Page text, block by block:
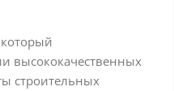
высококачественных
строительных